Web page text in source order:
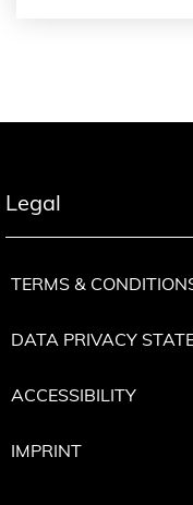
Legal
TERMS &
DATA PRIVACY
ACCESSIBILITY
IMPRINT